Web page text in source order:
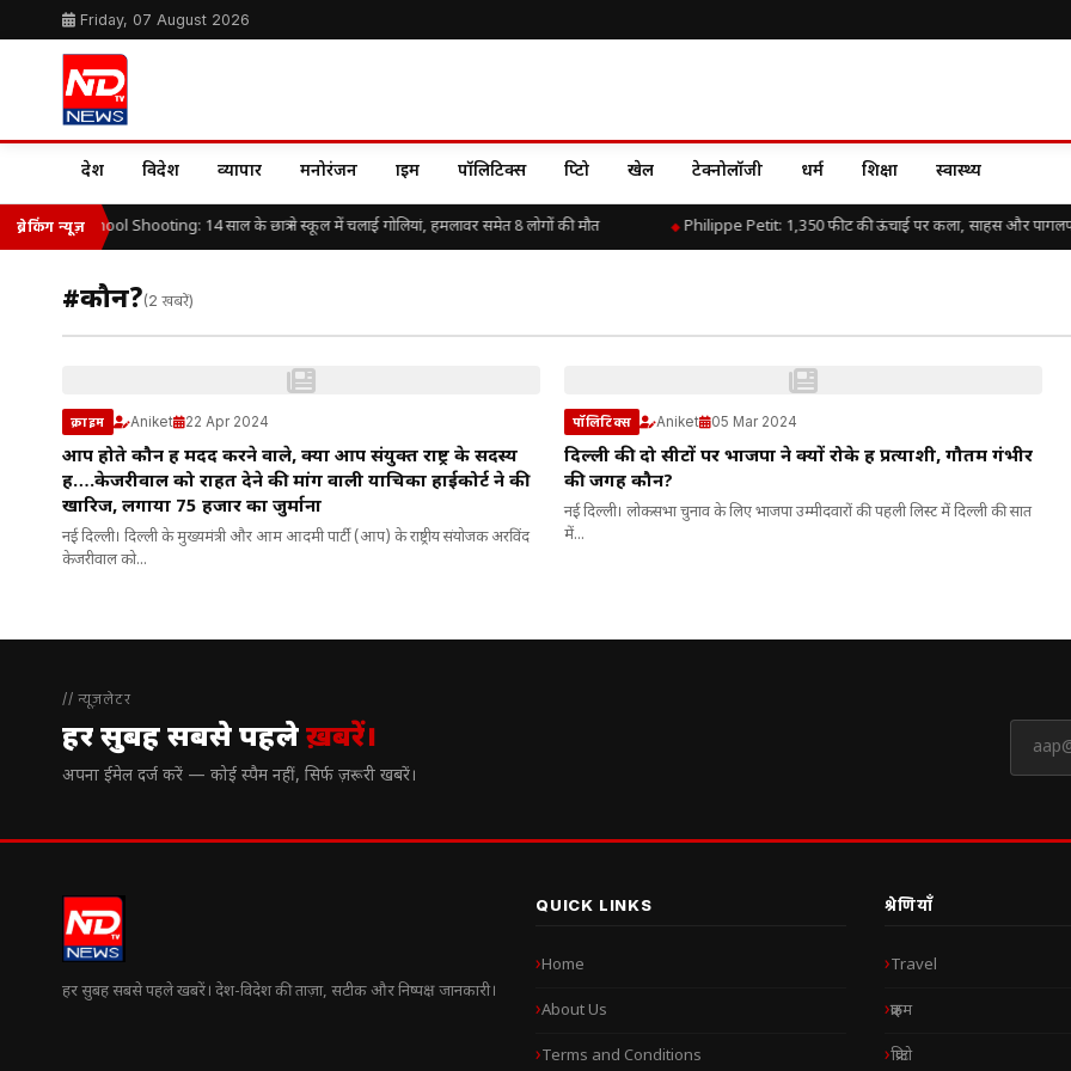
Friday, 07 August 2026
देश विदेश व्यापार मनोरंजन क्राइम पॉलिटिक्स क्रिप्टो खेल टेक्नोलॉजी धर्म शिक्षा स्वास्थ्य
ब्रेकिंग न्यूज़
Thailand School Shooting: 14 साल के छात्र ने स्कूल में चलाई गोलियां, हमलावर समेत 8 लोगों की मौत Philippe Petit: 1,350 फीट की ऊंचाई पर कला, साहस और
#कौन?(2 खबरें)
क्राइम Aniket 22 Apr 2024
आप होते कौन हैं मदद करने वाले, क्या आप संयुक्त राष्ट्र के सदस्य
हैं….केजरीवाल को राहत देने की मांग वाली याचिका हाईकोर्ट ने की
खारिज, लगाया 75 हजार का जुर्माना
नई दिल्ली। दिल्ली के मुख्यमंत्री और आम आदमी पार्टी (आप) के राष्ट्रीय संयोजक अरविंद
केजरीवाल को...
पॉलिटिक्स Aniket 05 Mar 2024
दिल्ली की दो सीटों पर भाजपा ने क्यों रोके हैं प्रत्याशी, गौतम गंभीर
की जगह कौन?
नई दिल्ली। लोकसभा चुनाव के लिए भाजपा उम्मीदवारों की पहली लिस्ट में दिल्ली की सात
में...
// न्यूज़लेटर
हर सुबह सबसे पहलेख़बरें।
अपना ईमेल दर्ज करें — कोई स्पैम नहीं, सिर्फ ज़रूरी खबरें।
हर सुबह सबसे पहले खबरें। देश-विदेश की ताज़ा, सटीक और निष्पक्ष जानकारी।
QUICK LINKS
Home
About Us
Terms and Conditions
श्रेणियाँ
Travel
क्राइम
क्रिप्टो